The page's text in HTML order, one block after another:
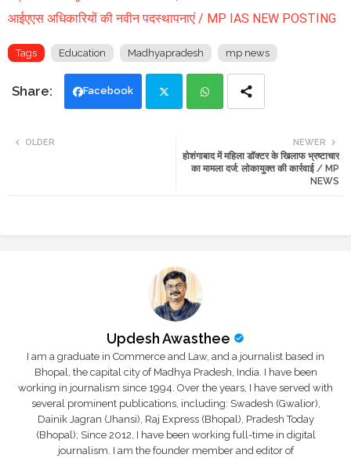
आईएएस अधिकारियों की नवीन पदस्थापनाएं / MP IAS NEW POSTING
Tags Education Madhyapradesh mp news
Facebook
ats
NEWER
होशंगाबाद में महिला डॉक्टर के खिलाफ भ्रष्टाचार
का मामला दर्ज: लोकायुक्त की कार्रवाई / MP
NEWS
OLDER
Updesh Awasthee
I am a graduate in Commerce and Law, and a journalist based in
Bhopal, the capital city of Madhya Pradesh, India. I have been
working in journalism since 1994. Over the years, I have served with
several prominent publications, including: Swadesh (Gwalior),
Dainik Jagran (Jhansi), Raj Express (Bhopal), Pradesh Today
(Bhopal); Since 2012, I have been working full-time in digital
journalism. I am the founder member and editor of